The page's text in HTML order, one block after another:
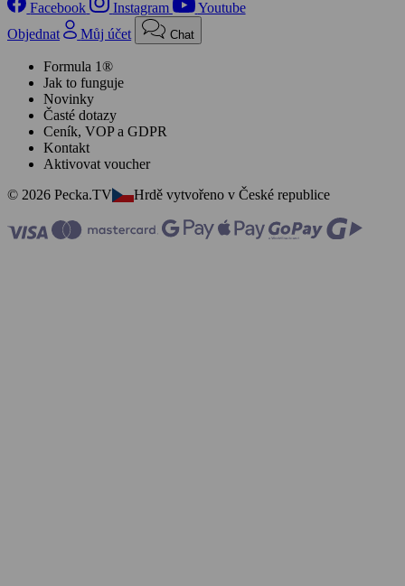
Facebook Instagram
Youtube
Objednat
Můj účet Chat
Formula 1®
Jak to funguje
Novinky
Časté dotazy
Ceník, VOP a GDPR
Kontakt
Aktivovat voucher
© 2026 Pecka.TV
Hrdě vytvořeno v České republice